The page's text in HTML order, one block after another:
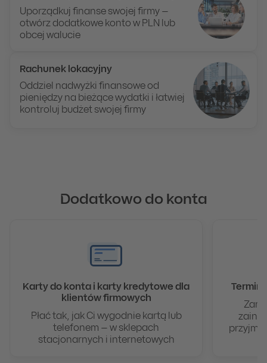
Uporządkuj finanse swojej firmy –
otwórz dodatkowe konto w PLN lub
obcej walucie
Rachunek lokacyjny
Oddziel nadwyżki finansowe od
pieniędzy na bieżące wydatki i łatwiej
kontroluj budżet swojej firmy
Dodatkowo do konta
Karty do konta i karty kredytowe dla
klientów firmowych
Płać tak, jak Ci wygodnie kartą lub
telefonem – w sklepach
stacjonarnych i internetowych